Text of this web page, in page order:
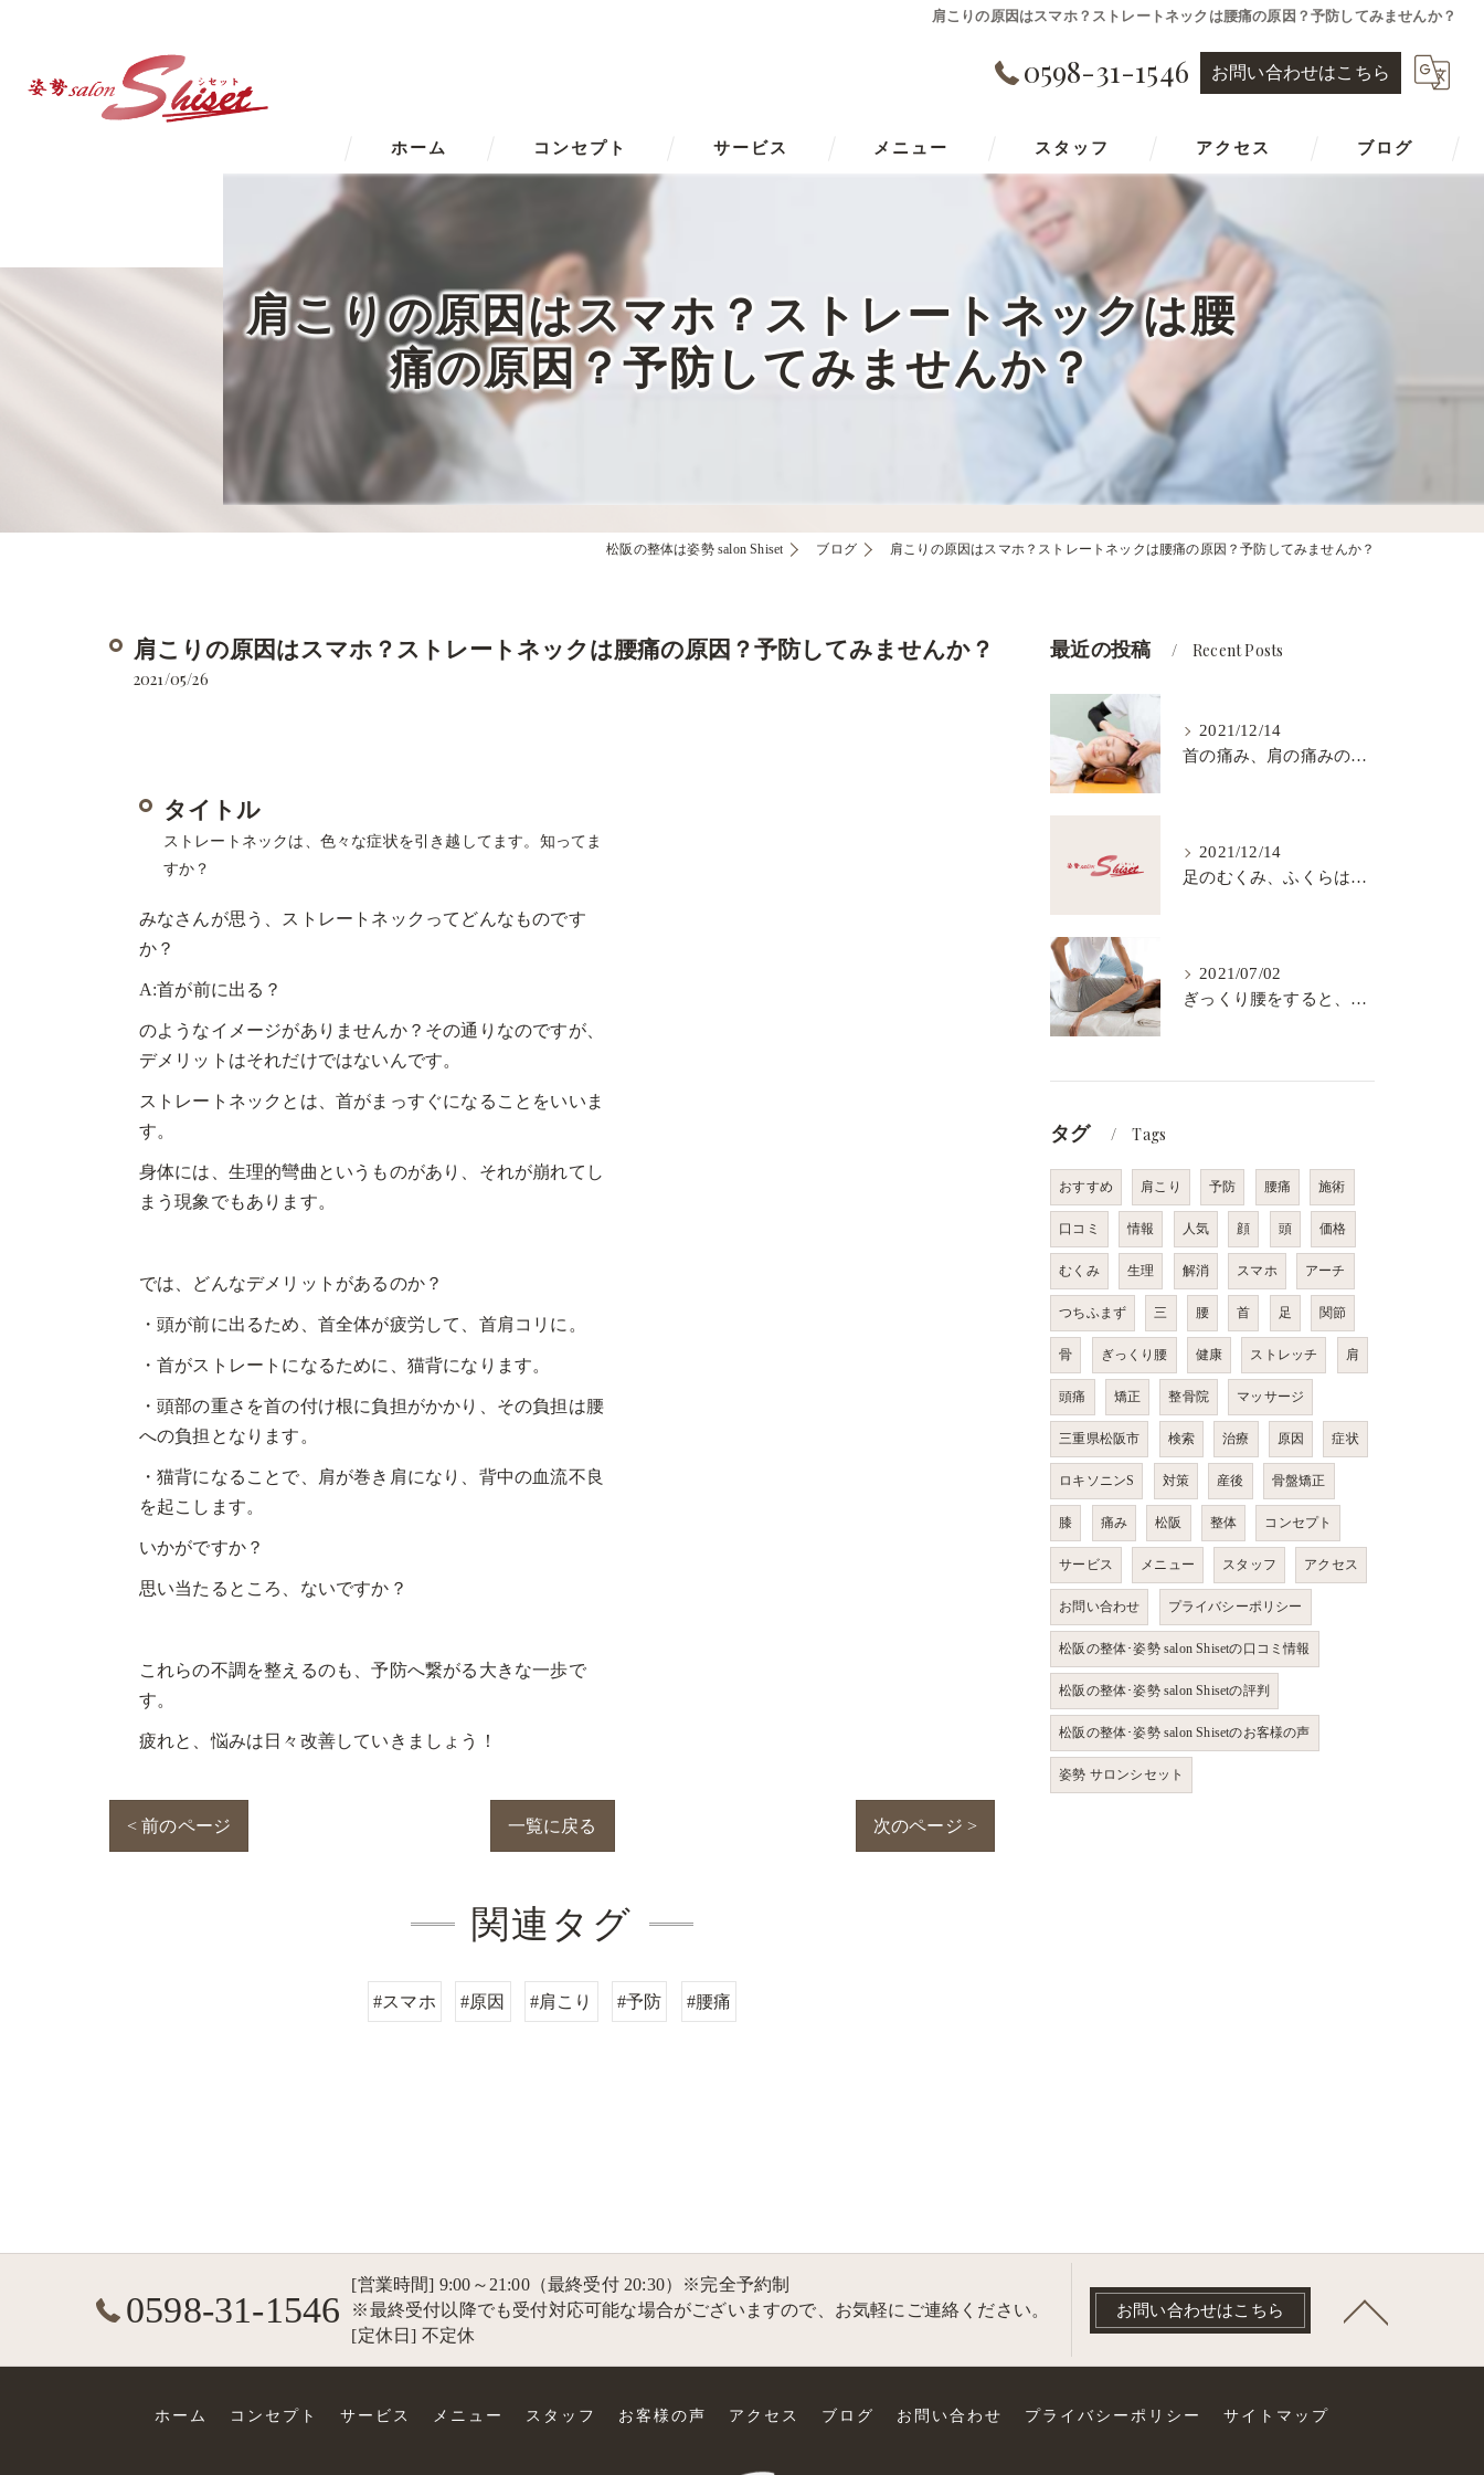
肩こりの原因はスマホ？ストレートネックは腰痛の原因？予防してみませんか？
0598-31-1546 お問い合わせはこちら
ホーム コンセプト サービス メニュー スタッフ アクセス ブログ
肩こりの原因はスマホ？ストレートネックは腰
痛の原因？予防してみませんか？
松阪の整体は姿勢 salon Shiset ブログ 肩こりの原因はスマホ？ストレートネックは腰痛の原因？予防してみませんか？
肩こりの原因はスマホ？ストレートネックは腰痛の原因？予防してみませんか？
2021/05/26
タイトル
ストレートネックは、色々な症状を引き越してます。知ってま
すか？
みなさんが思う、ストレートネックってどんなものです
か？
A:首が前に出る？
のようなイメージがありませんか？その通りなのですが、
デメリットはそれだけではないんです。
ストレートネックとは、首がまっすぐになることをいいま
す。
身体には、生理的彎曲というものがあり、それが崩れてし
まう現象でもあります。
では、どんなデメリットがあるのか？
・頭が前に出るため、首全体が疲労して、首肩コリに。
・首がストレートになるために、猫背になります。
・頭部の重さを首の付け根に負担がかかり、その負担は腰
への負担となります。
・猫背になることで、肩が巻き肩になり、背中の血流不良
を起こします。
いかがですか？
思い当たるところ、ないですか？
これらの不調を整えるのも、予防へ繋がる大きな一歩で
す。
疲れと、悩みは日々改善していきましょう！
< 前のページ 一覧に戻る 次のページ >
関連タグ
#スマホ #原因 #肩こり #予防 #腰痛
最近の投稿 Recent Posts
2021/12/14
首の痛み、肩の痛みの原因と、頭痛の原因
2021/12/14
足のむくみ、ふくらはぎのハリは 血流不良が原因？
2021/07/02
ぎっくり腰をすると、腰痛も慢性化する？痛みの原因や健康を維持していくのは？
タグ Tags
おすすめ 肩こり 予防 腰痛 施術
口コミ 情報 人気 顔 頭 価格
むくみ 生理 解消 スマホ アーチ
つちふまず 三 腰 首 足 関節
骨 ぎっくり腰 健康 ストレッチ 肩
頭痛 矯正 整骨院 マッサージ
三重県松阪市 検索 治療 原因 症状
ロキソニンS 対策 産後 骨盤矯正
膝 痛み 松阪 整体 コンセプト
サービス メニュー スタッフ アクセス
お問い合わせ プライバシーポリシー
松阪の整体･姿勢 salon Shisetの口コミ情報
松阪の整体･姿勢 salon Shisetの評判
松阪の整体･姿勢 salon Shisetのお客様の声
姿勢 サロンシセット
0598-31-1546
[営業時間] 9:00～21:00（最終受付 20:30）※完全予約制
※最終受付以降でも受付対応可能な場合がございますので、お気軽にご連絡ください。
[定休日] 不定休
お問い合わせはこちら
ホーム コンセプト サービス メニュー スタッフ お客様の声 アクセス ブログ お問い合わせ プライバシーポリシー サイトマップ